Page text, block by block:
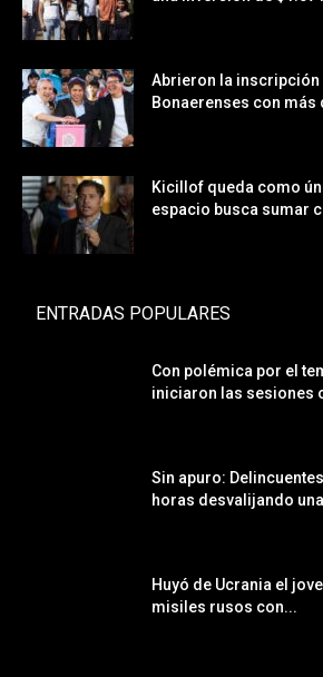
Abrieron la inscripción
Bonaerenses con más
Kicillof queda como
espacio busca sumar
ENTRADAS POPULARES
Con polémica por el
iniciaron las sesiones
Sin apuro:
horas desvalijando
Huyó de Ucrania el
misiles rusos con...